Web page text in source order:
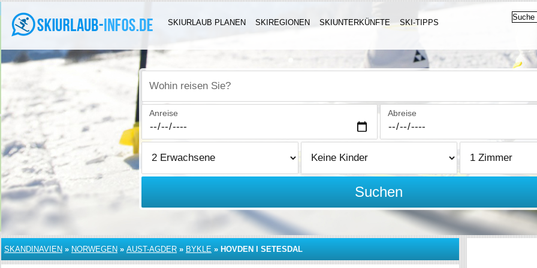
SKIURLAUB PLANEN SKIREGIONEN SKIUNTERKÜNFTE SKI-TIPPS
Wohin reisen Sie?
Anreise Abreise
Suchen
SKANDINAVIEN » NORWEGEN » AUST-AGDER » BYKLE » HOVDEN I SETESDAL